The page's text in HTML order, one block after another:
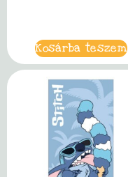
Kosárba teszem